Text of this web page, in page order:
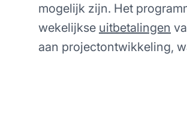
mogelijk zijn. Het
wekelijkse uitbetalingen
aan projectontwikkeling,